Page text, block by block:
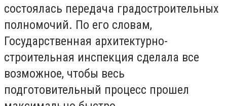
состоялась передача градостроительных
полномочий. По его словам,
Государственная архитектурно-
строительная инспекция сделала все
возможное, чтобы весь
подготовительный процесс прошел